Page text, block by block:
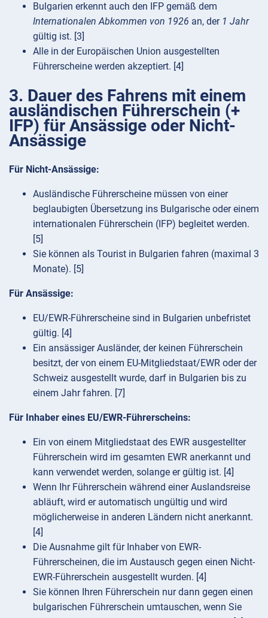
Bulgarien erkennt auch den IFP gemäß dem
Internationalen Abkommen von 1926 an, der 1 Jahr
gültig ist. [3]
Alle in der Europäischen Union ausgestellten
Führerscheine werden akzeptiert. [4]
3. Dauer des Fahrens mit einem
ausländischen Führerschein (+
IFP) für Ansässige oder Nicht-
Ansässige
Für Nicht-Ansässige:
Ausländische Führerscheine müssen von einer
beglaubigten Übersetzung ins Bulgarische oder einem
internationalen Führerschein (IFP) begleitet werden.
[5]
Sie können als Tourist in Bulgarien fahren (maximal 3
Monate). [5]
Für Ansässige:
EU/EWR-Führerscheine sind in Bulgarien unbefristet
gültig. [4]
Ein ansässiger Ausländer, der keinen Führerschein
besitzt, der von einem EU-Mitgliedstaat/EWR oder der
Schweiz ausgestellt wurde, darf in Bulgarien bis zu
einem Jahr fahren. [7]
Für Inhaber eines EU/EWR-Führerscheins:
Ein von einem Mitgliedstaat des EWR ausgestellter
Führerschein wird im gesamten EWR anerkannt und
kann verwendet werden, solange er gültig ist. [4]
Wenn Ihr Führerschein während einer Auslandsreise
abläuft, wird er automatisch ungültig und wird
möglicherweise in anderen Ländern nicht anerkannt.
[4]
Die Ausnahme gilt für Inhaber von EWR-
Führerscheinen, die im Austausch gegen einen Nicht-
EWR-Führerschein ausgestellt wurden. [4]
Sie können Ihren Führerschein nur dann gegen einen
bulgarischen Führerschein umtauschen, wenn Sie